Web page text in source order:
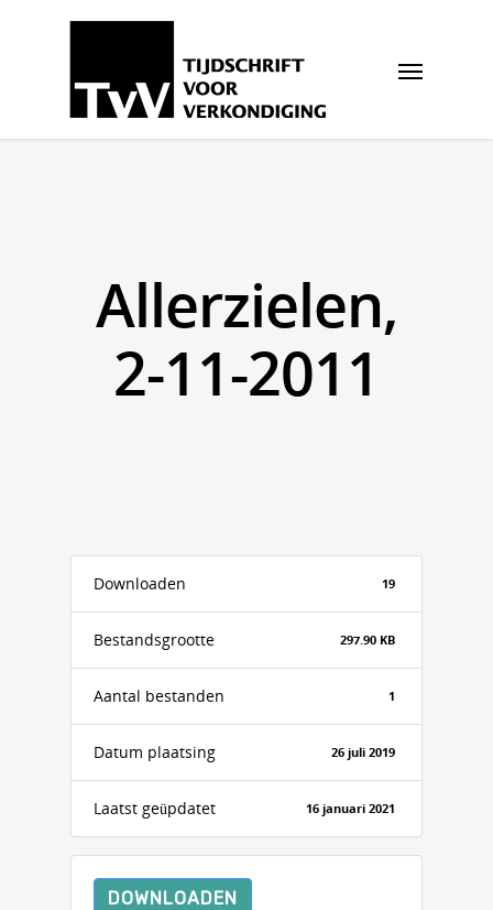
Allerzielen,
2-11-2011
Downloaden 19
Bestandsgrootte 297.90 KB
Aantal bestanden 1
Datum plaatsing 26 juli 2019
Laatst geüpdatet 16 januari 2021
DOWNLOADEN